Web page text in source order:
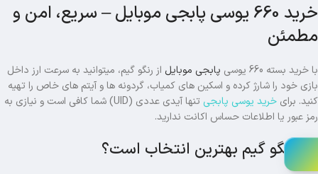
خرید 660 یوسی پابجی موبایل – سریع، امن و
مطمئن
با خرید بسته 660 یوسی پابجی موبایل از رنگو گیم، میتوانید به سرعت ارز داخل
بازی خود را شارژ کرده و اسکین های کمیاب، گردونه ها و آیتم های خاص را تهیه
کنید. برای خرید یوسی پابجی
تنها آیدی عددی (UID) شما کافی است و نیازی به
رمز عبور یا اطلاعات حساس اکانت ندارید.
چرا رنگو گیم بهترین انتخاب است؟